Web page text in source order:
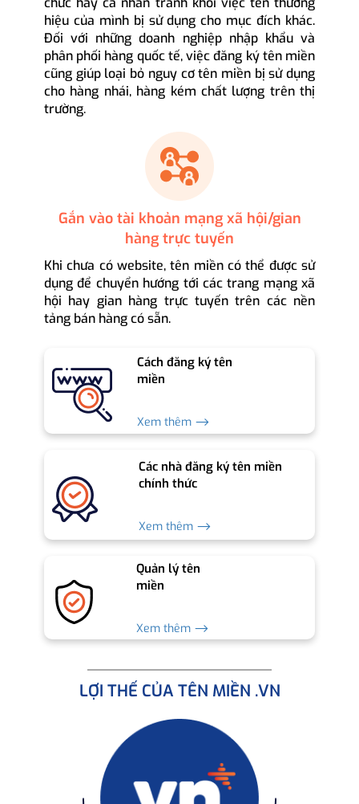
hiệu của mình bị sử dụng cho mục đích khác.
Đối với những doanh nghiệp nhập khẩu và
phân phối hàng quốc tế, việc đăng ký tên miền
cũng giúp loại bỏ nguy cơ tên miền bị sử dụng
cho hàng nhái, hàng kém chất lượng trên thị
trường.
Gắn vào tài khoản mạng xã hội/gian
hàng trực tuyến
Khi chưa có website, tên miền có thể được sử
dụng để chuyển hướng tới các trang mạng xã
hội hay gian hàng trực tuyến trên các nền
tảng bán hàng có sẵn.
Cách đăng ký tên
miền
Xem thêm ⟶
Các nhà đăng ký tên miền
chính thức
Xem thêm ⟶
Quản lý tên
miền
Xem thêm ⟶
LỢI THẾ CỦA TÊN MIỀN .VN